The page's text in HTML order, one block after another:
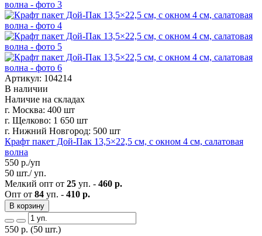
Артикул: 104214
В наличии
Наличие на складах
г. Москва: 400 шт
г. Щелково: 1 650 шт
г. Нижний Новгород: 500 шт
Крафт пакет Дой-Пак 13,5×22,5 см, с окном 4 см, салатовая
волна
550 р./уп
50 шт./ уп.
Мелкий опт от 25 уп. - 460 р.
Опт от 84 уп. - 410 р.
В корзину
550 р. (50 шт.)